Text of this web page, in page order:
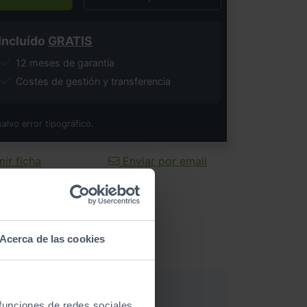
Acerca de las cookies
GRATIS
12 meses de garantía
Costes de gestión y transferencia
error tipográfico.
ficha Enviar por email